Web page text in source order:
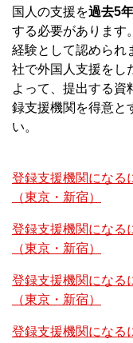
国人の支援を過去5
する必要があります
経験として認められ
社で外国人支援をし
よって、提出する資
録支援機関を得意と
い。
登録支援機関にな
（東京・新宿）
登録支援機関にな
（東京・新宿）
登録支援機関にな
（東京・新宿）
登録支援機関にな